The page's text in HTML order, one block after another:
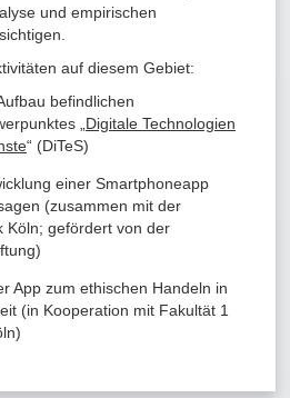
und empirischen
auf diesem Gebiet:
befindlichen
„ Digitale Technologien
“ (DiTeS)
einer Smartphoneapp
(zusammen mit der
Köln; gefördert von der
App zum ethischen Handeln in
(in Kooperation mit Fakultät 1